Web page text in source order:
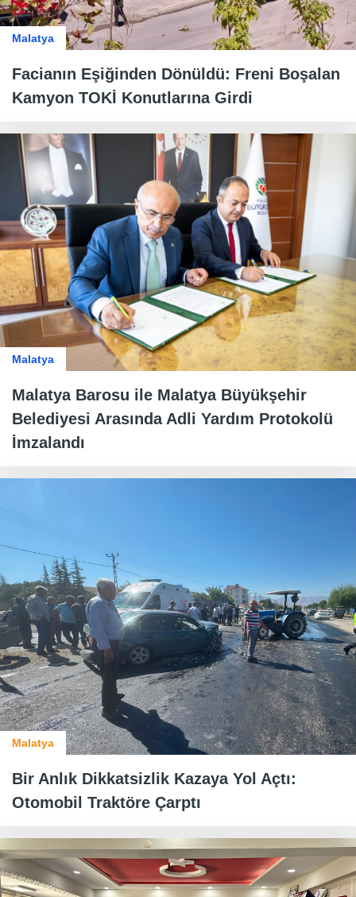
Malatya
Facianın Eşiğinden Dönüldü: Freni Boşalan
Kamyon TOKİ Konutlarına Girdi
Malatya
Malatya Barosu ile Malatya Büyükşehir
Belediyesi Arasında Adli Yardım Protokolü
İmzalandı
Malatya
Bir Anlık Dikkatsizlik Kazaya Yol Açtı:
Otomobil Traktöre Çarptı